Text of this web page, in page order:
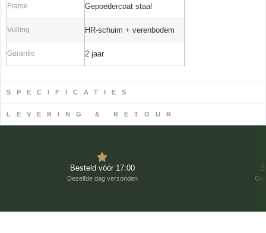
Frame Gepoedercoat staal
Vulling HR-schuim + verenbodem
Garantie 2 jaar
SPECIFICATIES
LEVERING & RETOUR
Besteld vóór 17:00
Dezelfde dag verzonden